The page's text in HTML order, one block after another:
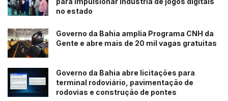
no estado
Governo da Bahia amplia Programa CNH da
Gente e abre mais de 20 mil vagas gratuitas
Governo da Bahia abre licitações para
terminal rodoviário, pavimentação de
rodovias e construção de pontes